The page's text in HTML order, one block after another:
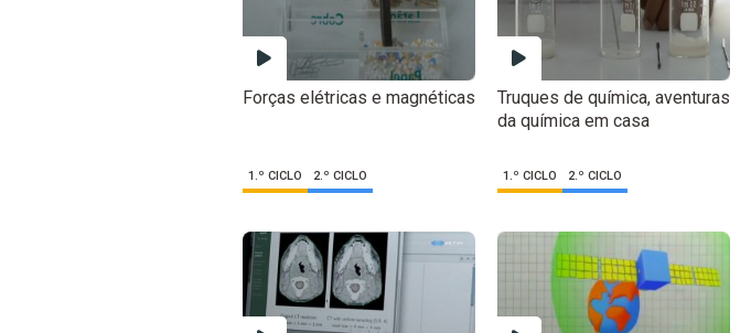
Forças elétricas e magnéticas
1.º CICLO 2.º CICLO
Truques de química, aventuras
da química em casa
1.º CICLO 2.º CICLO